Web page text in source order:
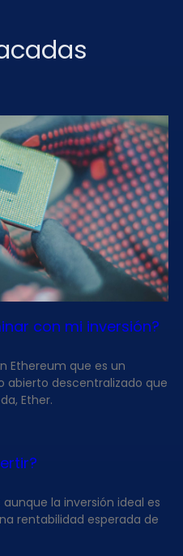
con mi inversión?
Ethereum que es un
abierto descentralizado que
Ether.
la inversión ideal es
rentabilidad esperada de